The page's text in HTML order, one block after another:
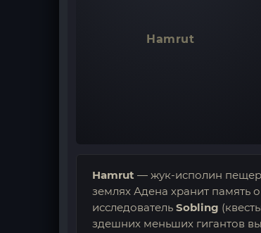
Hamrut
Hamrut — жук-исполин
землях Адена хранит память
исследователь Sobling
здешних меньших гигантов